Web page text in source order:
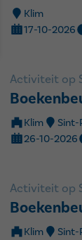
Klim
17-10-2026
Activiteit op
Klim
Sint-
26-10-2026
Activiteit op
Klim
Sint-